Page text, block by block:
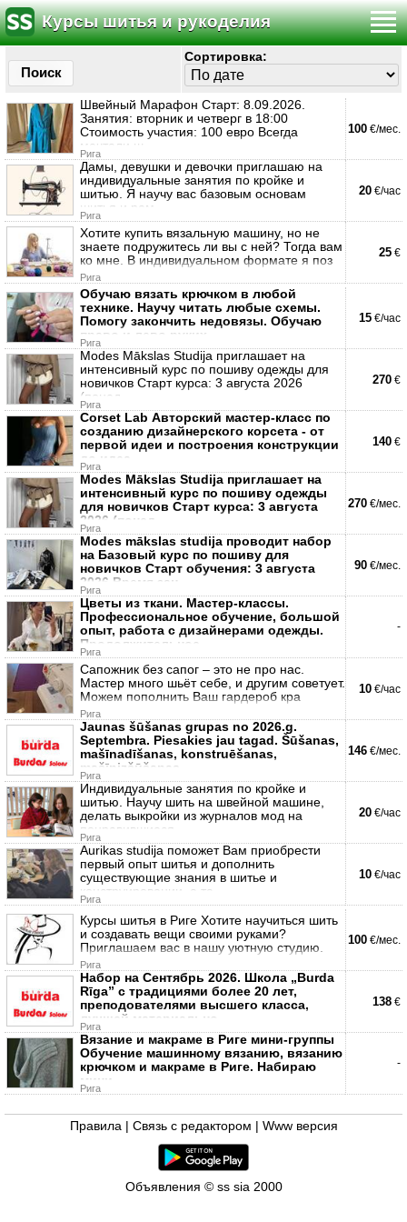
Курсы шитья и рукоделия
Поиск
Сортировка:
Швейный Марафон Старт: 8.09.2026.
Занятия: вторник и четверг в 18:00
Стоимость участия: 100 евро Всегда
мечтали ш
Рига
100 €/мес.
Дамы, девушки и девочки приглашаю на
индивидуальные занятия по кройке и
шитью. Я научу вас базовым основам
шитья и рем
Рига
20 €/час
Хотите купить вязальную машину, но не
знаете подружитесь ли вы с ней? Тогда вам
ко мне. В индивидуальном формате я поз
Рига
25 €
Обучаю вязать крючком в любой
технике. Научу читать любые схемы.
Помогу закончить недовязы. Обучаю
право и лево руких.
Рига
15 €/час
Modes Mākslas Studija приглашает на
интенсивный курс по пошиву одежды для
новичков Старт курса: 3 августа 2026
(понед
Рига
270 €
Corset Lab Авторский мастер-класс по
созданию дизайнерского корсета - от
первой идеи и построения конструкции
до идеа
Рига
140 €
Modes Mākslas Studija приглашает на
интенсивный курс по пошиву одежды
для новичков Старт курса: 3 августа
2026 (понед
Рига
270 €/мес.
Modes mākslas studija проводит набор
на Базовый курс по пошиву для
новичков Старт обучения: 3 августа
2026 Время зан
Рига
90 €/мес.
Цветы из ткани. Мастер-классы.
Профессиональное обучение, большой
опыт, работа с дизайнерами одежды.
Продолжительнос
Рига
-
Сапожник без сапог – это не про нас.
Мастер много шьёт себе, и другим советует.
Можем пополнить Ваш гардероб кра
Рига
10 €/час
Jaunas šūšanas grupas no 2026.g.
Septembra. Piesakies jau tagad. Šūšanas,
mašīnadīšanas, konstruēšanas,
mašīnizšūšanas,
Рига
146 €/мес.
Индивидуальные занятия по кройке и
шитью. Научу шить на швейной машине,
делать выкройки из журналов мод на
понравившиеся
Рига
20 €/час
Aurikas studija поможет Вам приобрести
первый опыт шитья и дополнить
существующие знания в шитье и
конструировании, а та
Рига
10 €/час
Курсы шитья в Риге Хотите научиться шить
и создавать вещи своими руками?
Приглашаем вас в нашу уютную студию.
Рига
100 €/мес.
Набор на Сентябрь 2026. Школа „Burda
Rīga” с традициями более 20 лет,
преподователями высшего класса,
лучшей материально
Рига
138 €
Вязание и макраме в Риге мини-группы
Обучение машинному вязанию, вязанию
крючком и макраме в Риге. Набираю
мини-
Рига
-
Правила Связь с редактором Www версия
Объявления © ss sia 2000